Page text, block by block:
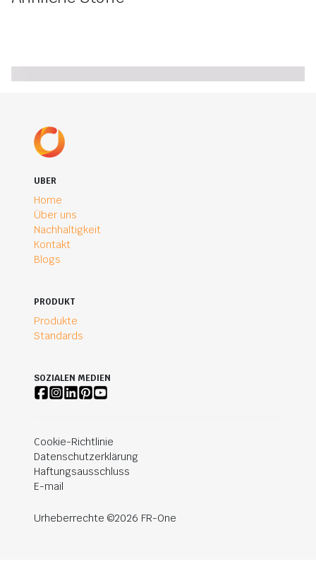
UBER
Home
Über uns
Nachhaltigkeit
Kontakt
Blogs
PRODUKT
Produkte
Standards
SOZIALEN MEDIEN
Cookie-Richtlinie
Datenschutzerklärung
Haftungsausschluss
E-mail
Urheberrechte ©2026 FR-One